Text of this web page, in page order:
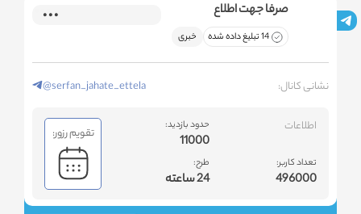
صرفا جهت اطلاع
14 تبلیغ داده شده خبری
نشانی کانال: @serfan_jahate_ettela
اطلاعات
تعداد کاربر:
496000
حدود بازدید:
11000
طرح:
24 ساعته
تقویم رزور: